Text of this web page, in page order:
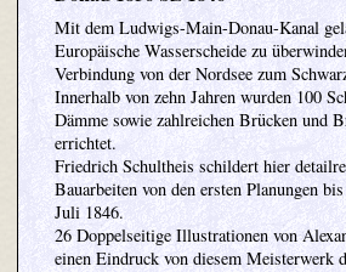
Mit dem Ludwigs-Main-Donau-Kanal
Europäische Wasserscheide zu
Verbindung von der Nordsee zum
Innerhalb von zehn Jahren wurden 100
Dämme sowie zahlreichen Brücken und
errichtet.
Friedrich Schultheis schildert hier
Bauarbeiten von den ersten Planungen
Juli 1846.
26 Doppelseitige Illustrationen von
einen Eindruck von diesem Meisterwerk